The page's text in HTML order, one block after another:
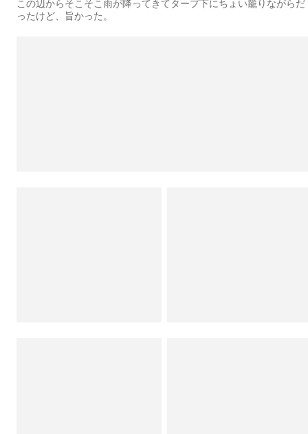
この辺からそこそこ雨が降ってきてタープ下にちょい籠りながらだ
ったけど、旨かった。